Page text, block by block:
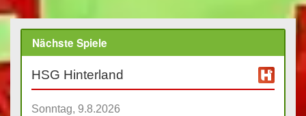
Nächste Spiele
HSG Hinterland
Sonntag, 9.8.2026